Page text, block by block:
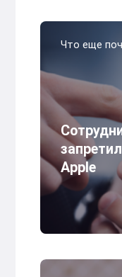
Что еще
Apple